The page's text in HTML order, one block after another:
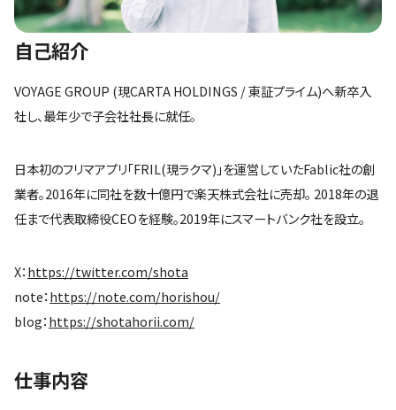
自己紹介
VOYAGE GROUP (現CARTA HOLDINGS / 東証プライム)へ新卒入
社し、最年少で子会社社長に就任。
日本初のフリマアプリ「FRIL(現ラクマ)」を運営していたFablic社の創
業者。2016年に同社を数十億円で楽天株式会社に売却。 2018年の退
任まで代表取締役CEOを経験。2019年にスマートバンク社を設立。
X： https://twitter.com/shota
note： https://note.com/horishou/
blog： https://shotahorii.com/
仕事内容